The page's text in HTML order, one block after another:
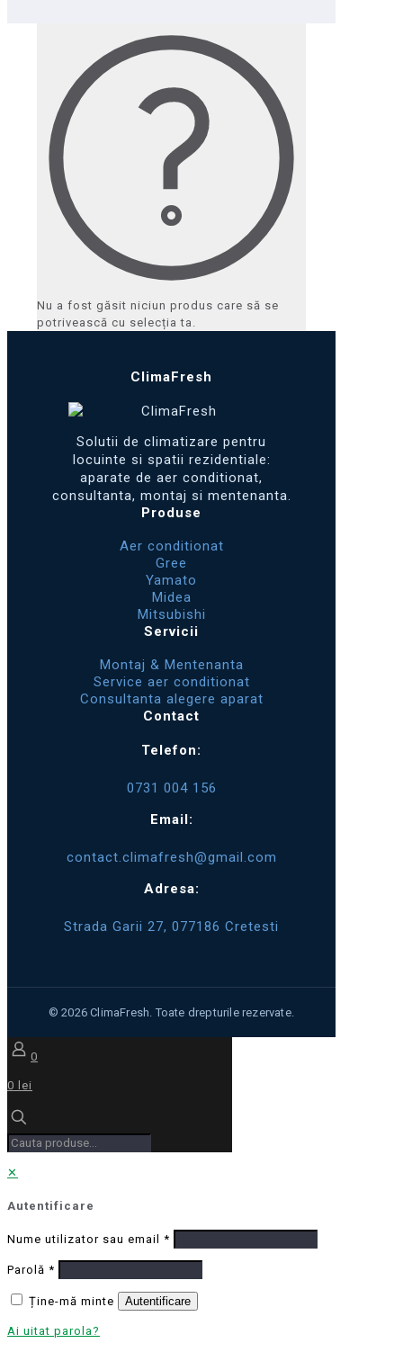
Nu a fost găsit niciun produs care să se
potrivească cu selecția ta.
ClimaFresh
Solutii de climatizare pentru
locuinte si spatii rezidentiale:
aparate de aer conditionat,
consultanta, montaj si mentenanta.
Produse
Aer conditionat
Gree
Yamato
Midea
Mitsubishi
Servicii
Montaj & Mentenanta
Service aer conditionat
Consultanta alegere aparat
Contact
Telefon:
0731 004 156
Email:
contact.climafresh@gmail.com
Adresa:
Strada Garii 27, 077186 Cretesti
0
0 lei
✕
Autentificare
Nume utilizator sau email *
Parolă *
Ține-mă minte Autentificare
Ai uitat parola?